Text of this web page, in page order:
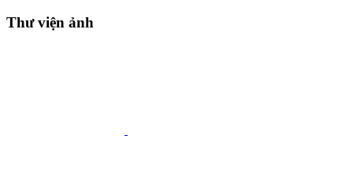
Thư viện ảnh